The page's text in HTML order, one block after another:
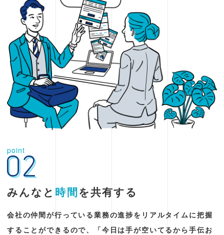
point
02
みんなと 時間を共有する
会社の仲間が行っている業務の進捗をリアルタイムに把握
することができるので、「今日は手が空いてるから手伝お